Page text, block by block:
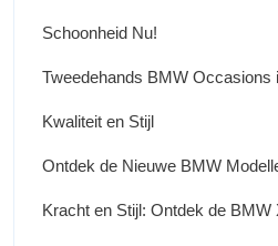
Schoonheid Nu!
Tweedehands BMW Occasions
Kwaliteit en Stijl
Ontdek de Nieuwe BMW
Kracht en Stijl: Ontdek de BMW